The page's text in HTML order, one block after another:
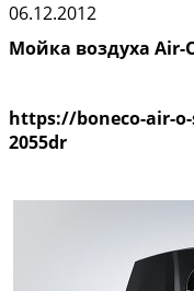
06.12.2012
Мойка воздуха Air-
https://boneco-air-
2055dr